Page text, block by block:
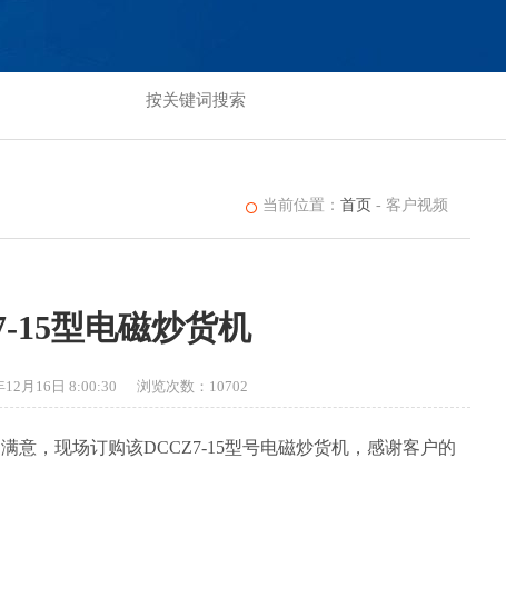
当前位置： 首页 - 客户视频
15型电磁炒货机
月16日 8:00:30 浏览次数：10702
意，现场订购该DCCZ7-15型号电磁炒货机，感谢客户的